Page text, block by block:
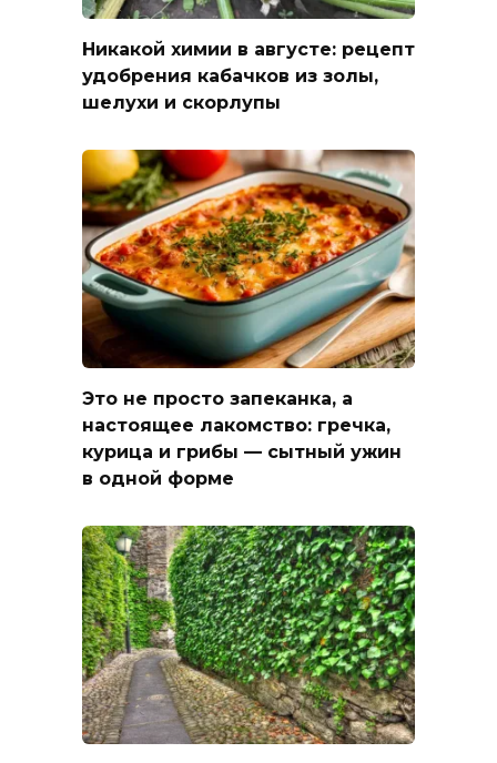
Никакой химии в августе: рецепт
удобрения кабачков из золы,
шелухи и скорлупы
Это не просто запеканка, а
настоящее лакомство: гречка,
курица и грибы — сытный ужин
в одной форме